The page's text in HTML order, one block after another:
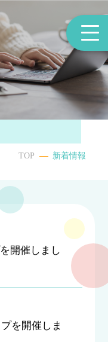
TOP 新着情報
開催しまし
を開催しま